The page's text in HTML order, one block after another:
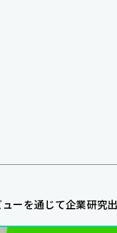
ーを通じて企業研究